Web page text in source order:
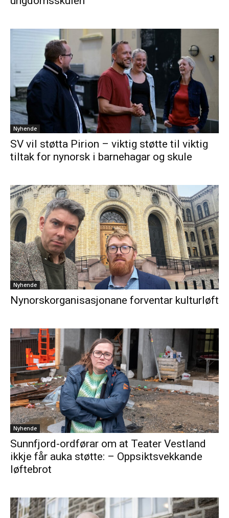
Nyhende
SV vil støtta Pirion – viktig støtte til viktig
tiltak for nynorsk i barnehagar og skule
Nyhende
Nynorskorganisasjonane forventar kulturløft
Nyhende
Sunnfjord-ordførar om at Teater Vestland
ikkje får auka støtte: – Oppsiktsvekkande
løftebrot